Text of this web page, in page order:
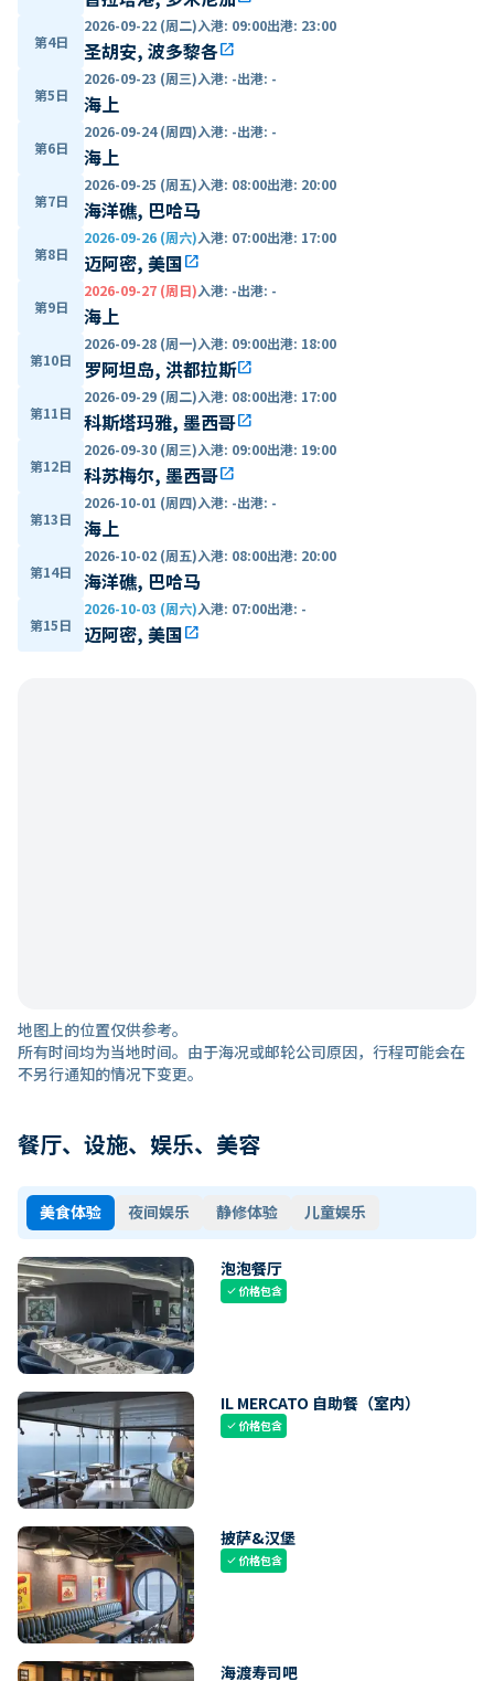
第4日
2026-09-22 (周二)入港: 09:00出港: 23:00
圣胡安, 波多黎各open_in_new
第5日
2026-09-23 (周三)入港: -出港: -
海上
第6日
2026-09-24 (周四)入港: -出港: -
海上
第7日
2026-09-25 (周五)入港: 08:00出港: 20:00
海洋礁, 巴哈马
第8日
2026-09-26 (周六)入港: 07:00出港: 17:00
迈阿密, 美国open_in_new
第9日
2026-09-27 (周日)入港: -出港: -
海上
第10日
2026-09-28 (周一)入港: 09:00出港: 18:00
罗阿坦岛, 洪都拉斯open_in_new
第11日
2026-09-29 (周二)入港: 08:00出港: 17:00
科斯塔玛雅, 墨西哥open_in_new
第12日
2026-09-30 (周三)入港: 09:00出港: 19:00
科苏梅尔, 墨西哥open_in_new
第13日
2026-10-01 (周四)入港: -出港: -
海上
第14日
2026-10-02 (周五)入港: 08:00出港: 20:00
海洋礁, 巴哈马
第15日
2026-10-03 (周六)入港: 07:00出港: -
迈阿密, 美国open_in_new
地图上的位置仅供参考。
所有时间均为当地时间。由于海况或邮轮公司原因，行程可能会在
不另行通知的情况下变更。
餐厅、设施、娱乐、美容
美食体验 夜间娱乐 静修体验 儿童娱乐
泡泡餐厅
check价格包含
IL MERCATO 自助餐（室内）
check价格包含
披萨&汉堡
check价格包含
海渡寿司吧